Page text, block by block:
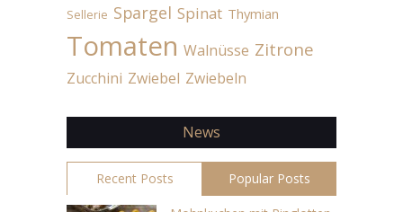
Sellerie Spargel Spinat Thymian
Tomaten Walnüsse Zitrone
Zucchini Zwiebel Zwiebeln
News
Recent Posts Popular Posts